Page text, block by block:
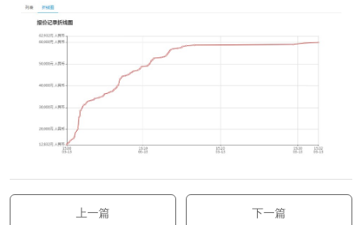
上一篇 下一篇